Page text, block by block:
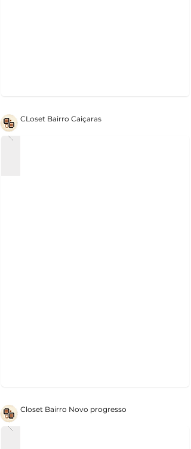
CLoset Bairro Caiçaras
Closet Bairro Novo progresso